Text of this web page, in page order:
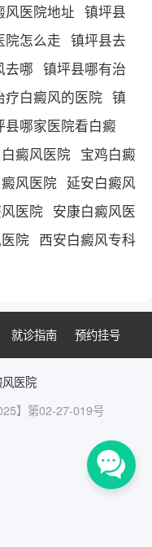
风医院地址 镇坪县
院怎么走 镇坪县去
去哪 镇坪县哪有治
白癜风的医院 镇
县哪家医院看白癜
癜风医院 宝鸡白癜
风医院 延安白癜风
医院 安康白癜风医
院 西安白癜风专科
就诊指南 预约挂号
医院
】第02-27-019号